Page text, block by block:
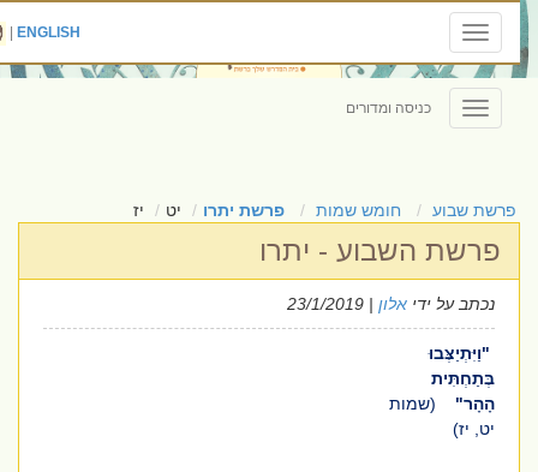
Toggle
navigation
ENGLISH
|
Toggle
navigation
כניסה ומדורים
פרשת שבוע חומש שמות פרשת יתרו יט יז
פרשת השבוע - יתרו
נכתב על ידיאלון| 23/1/2019
"וַיִּתְיַצְּבוּ
בְּתַחְתִּית
הָהָר"(שמות
יט, יז)